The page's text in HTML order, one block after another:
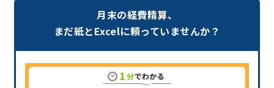
月末の経費精算、
まだ紙とExcelに頼っていませんか？